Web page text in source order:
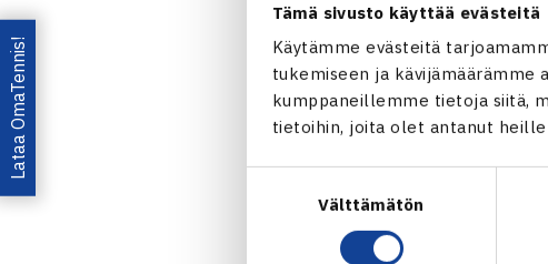
Tämä sivusto käyttää evästeitä
Käytämme evästeitä
tukemiseen ja kävijämäärämme
kumppaneillemme tietoja siitä,
tietoihin, joita olet antanut
Välttämätön
Jaa:
Lataa OmaTennis!